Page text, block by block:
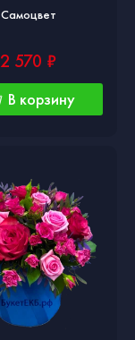
Самоцвет
2 570 ₽
В корзину